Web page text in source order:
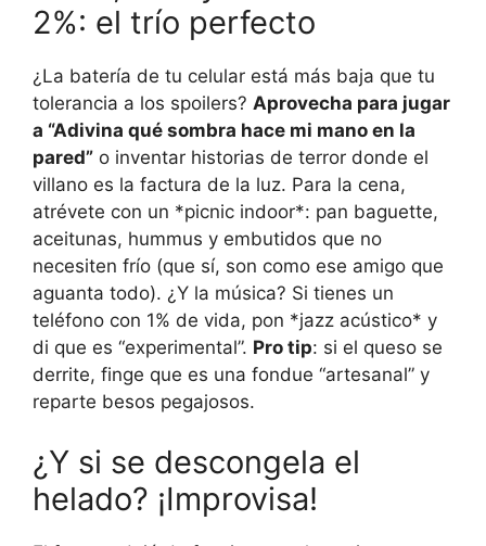
2%: el trío perfecto
¿La batería de tu celular está más baja que tu
tolerancia a los spoilers? Aprovecha para jugar
a “Adivina qué sombra hace mi mano en la
pared” o inventar historias de terror donde el
villano es la factura de la luz. Para la cena,
atrévete con un *picnic indoor*: pan baguette,
aceitunas, hummus y embutidos que no
necesiten frío (que sí, son como ese amigo que
aguanta todo). ¿Y la música? Si tienes un
teléfono con 1% de vida, pon *jazz acústico* y
di que es “experimental”. Pro tip: si el queso se
derrite, finge que es una fondue “artesanal” y
reparte besos pegajosos.
¿Y si se descongela el
helado? ¡Improvisa!